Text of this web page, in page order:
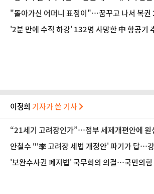
"돌아가신 어머니 표정이"…꿈꾸고 나서 복권
'2분 만에 수직 하강' 132명 사망한 中 항공
이정희 기자가 쓴 기사
“21세기 고려장인가”…정부 세제개편안에 원
데일리안 퇴근길뉴스]
안철수 "'李 고려장 세법 개정안' 파기가 답…
지로 떠나란 것" 등 [8/5(수) 데일리안 퇴근길
'보완수사권 폐지법' 국무회의 의결…국민의힘